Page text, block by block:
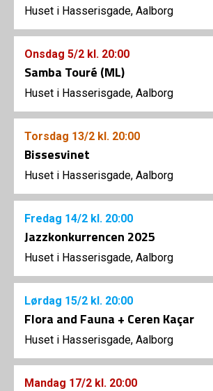
Huset i Hasserisgade, Aalborg
Onsdag 5/2 kl. 20:00
Samba Touré (ML)
Huset i Hasserisgade, Aalborg
Torsdag 13/2 kl. 20:00
Bissesvinet
Huset i Hasserisgade, Aalborg
Fredag 14/2 kl. 20:00
Jazzkonkurrencen 2025
Huset i Hasserisgade, Aalborg
Lørdag 15/2 kl. 20:00
Flora and Fauna + Ceren Kaçar
Huset i Hasserisgade, Aalborg
Mandag 17/2 kl. 20:00